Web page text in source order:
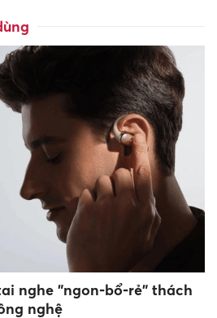
nghe "ngon-bổ-rẻ" thách
nghệ